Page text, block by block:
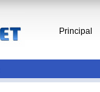
Principal